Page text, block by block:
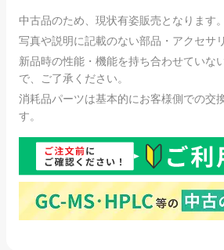
中古品のため、現状有姿販売となります。
写真や説明に記載のない部品・アクセサ
新品時の性能・機能を持ち合わせていな
で、ご了承ください。
消耗品パーツは基本的にお客様側での交
す。